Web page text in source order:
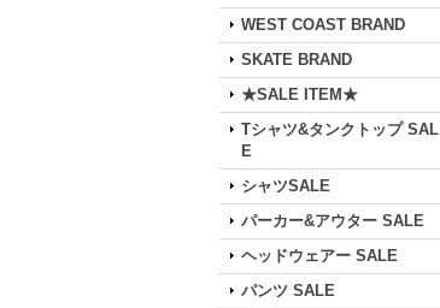
WEST COAST BRAND
SKATE BRAND
★SALE ITEM★
Tシャツ&タンクトップ SAL
E
シャツSALE
パーカー&アウター SALE
ヘッドウェアー SALE
パンツ SALE